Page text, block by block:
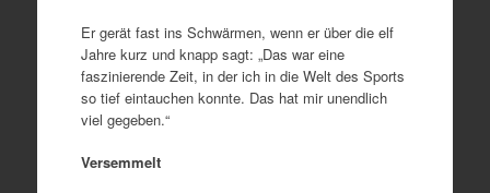
Er gerät fast ins Schwärmen, wenn er über die elf
Jahre kurz und knapp sagt: „Das war eine
faszinierende Zeit, in der ich in die Welt des Sports
so tief eintauchen konnte. Das hat mir unendlich
viel gegeben.“
Versemmelt